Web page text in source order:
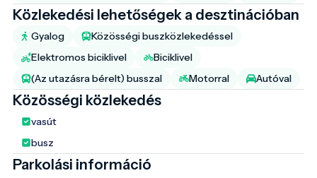
Közlekedési lehetőségek a desztinációban
Gyalog
Közösségi buszközlekedéssel
Elektromos biciklivel
Biciklivel
(Az utazásra bérelt) busszal
Motorral Autóval
Közösségi közlekedés
vasút
busz
Parkolási információ